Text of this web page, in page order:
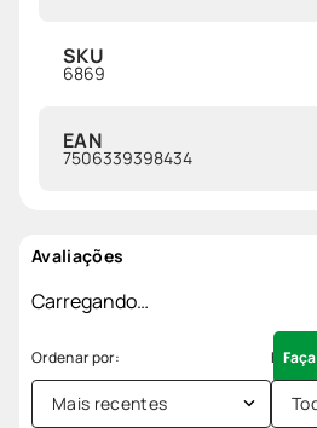
SKU
6869
EAN
7506339398434
Avaliações
Carregando…
Mais recentes